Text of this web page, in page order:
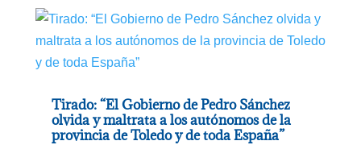
Tirado: “El Gobierno de Pedro Sánchez
olvida y maltrata a los autónomos de la
provincia de Toledo y de toda España”